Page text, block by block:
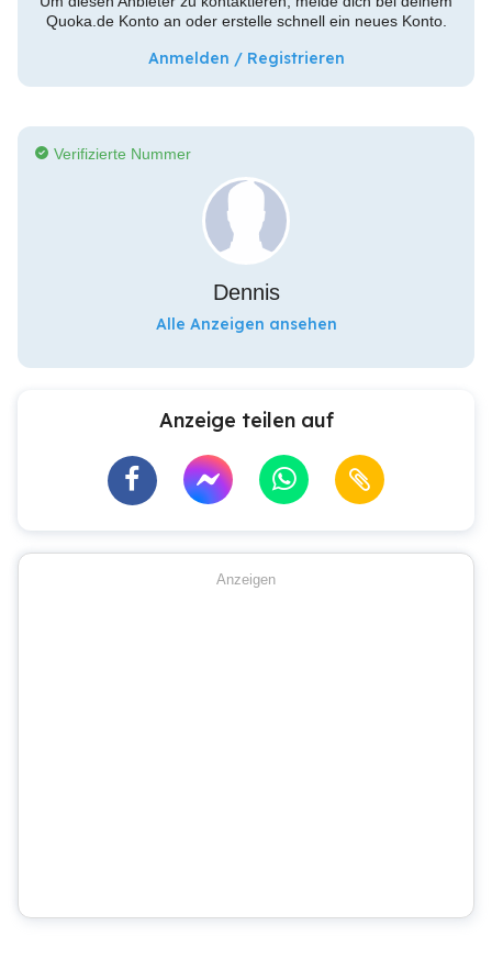
Quoka.de Konto an oder erstelle schnell ein neues Konto.
Anmelden / Registrieren
Verifizierte Nummer
Dennis
Alle Anzeigen ansehen
Anzeige teilen auf
Anzeigen